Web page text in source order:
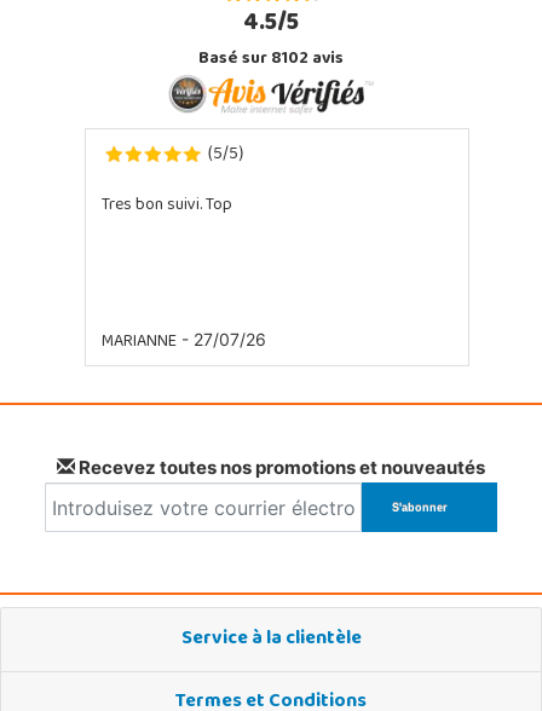
4.5/5
Basé sur 8102 avis
(5/5)
Tres bon suivi. Top
MARIANNE- 27/07/26
Recevez toutes nos promotions et nouveautés
Service à la clientèle
Termes et Conditions